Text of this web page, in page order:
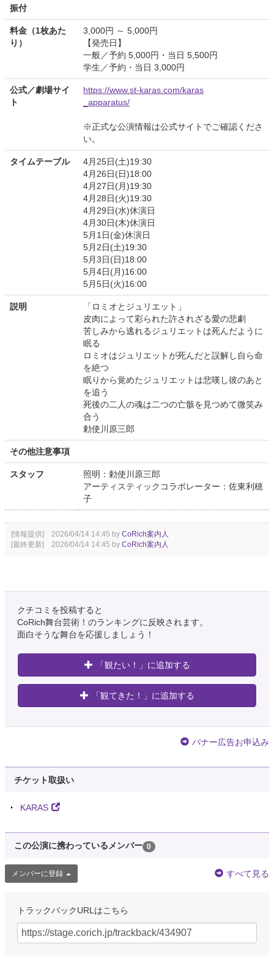
振付
料金（1枚あた
り）
3,000円 ～ 5,000円
【発売日】
一般／予約 5,000円・当日 5,500円
学生／予約・当日 3,000円
公式／劇場サイ
ト
https://www.st-karas.com/karas
_apparatus/
※正式な公演情報は公式サイトでご確認くださ
い。
タイムテーブル
4月25日(土)19:30
4月26日(日)18:00
4月27日(月)19:30
4月28日(火)19:30
4月29日(水)休演日
4月30日(木)休演日
5月1日(金)休演日
5月2日(土)19:30
5月3日(日)18:00
5月4日(月)16:00
5月5日(火)16:00
説明
「ロミオとジュリエット」
皮肉によって彩られた許されざる愛の悲劇
苦しみから逃れるジュリエットは死んだように
眠る
ロミオはジュリエットが死んだと誤解し自ら命
を絶つ
眠りから覚めたジュリエットは悲嘆し彼のあと
を追う
死後の二人の魂は二つの亡骸を見つめて微笑み
合う
勅使川原三郎
その他注意事項
スタッフ
照明：勅使川原三郎
アーティスティックコラボレーター：佐東利穂
子
[情報提供] 2026/04/14 14:45 by CoRich案内人
[最終更新] 2026/04/14 14:45 by CoRich案内人
クチコミを投稿すると
CoRich舞台芸術！のランキングに反映されます。
面白そうな舞台を応援しましょう！
「観たい！」に追加する
「観てきた！」に追加する
バナー広告お申込み
チケット取扱い
KARAS
この公演に携わっているメンバー 0
メンバーに登録 すべて見る
トラックバックURLはこちら